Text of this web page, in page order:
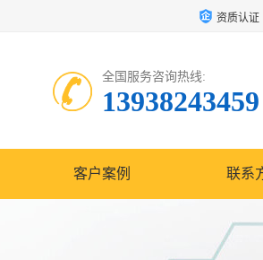
资质认证
全国服务咨询热线:
13938243459
客户案例 联系